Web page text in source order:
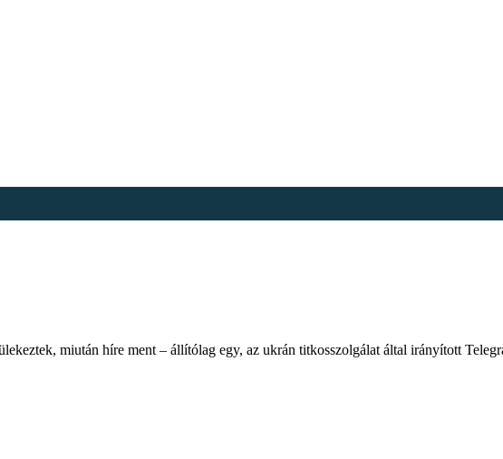
miután híre ment – állítólag egy, az ukrán titkosszolgálat által irányított